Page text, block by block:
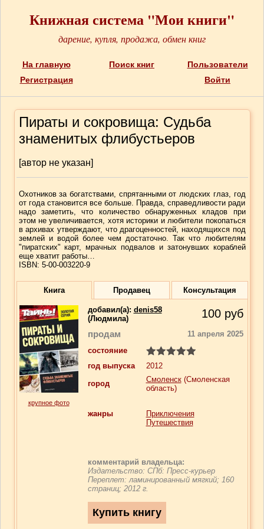
Книжная система "Мои книги"
дарение, купля, продажа, обмен книг
На главную Поиск книг
Пользователи
Регистрация
Войти
Пираты и сокровища: Судьба
знаменитых флибустьеров
[автор не указан]
Охотников за богатствами, спрятанными от людских глаз, год
от года становится все больше. Правда, справедливости ради
надо заметить, что количество обнаруженных кладов при
этом не увеличивается, хотя историки и любители покопаться
в архивах утверждают, что драгоценностей, находящихся под
землей и водой более чем достаточно. Так что любителям
"пиратских" карт, мрачных подвалов и затонувших кораблей
еще хватит работы…
ISBN: 5-00-003220-9
Книга Продавец Консультация
крупное фото
добавил(a): denis58
(Людмила)
100 руб
продам
11 апреля 2025
состояние
год выпуска
2012
город
Смоленск(Смоленская
область)
жанры
Приключения
Путешествия
комментарий владельца:
Издательство: СПб: Пресс-курьер
Переплет: ламинированный мягкий; 160
страниц; 2012 г.